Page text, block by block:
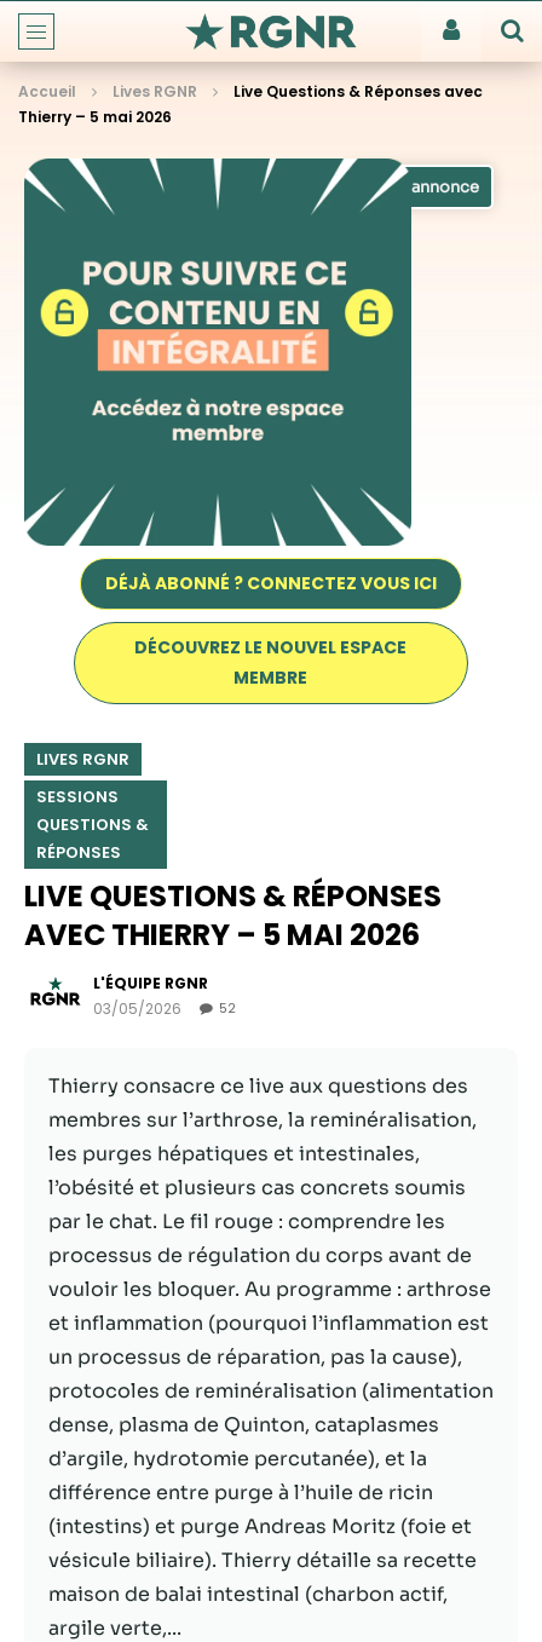
Accueil Lives RGNR
Live Questions & Réponses avec
Thierry – 5 mai 2026
DÉJÀ ABONNÉ ? CONNECTEZ VOUS ICI
DÉCOUVREZ LE NOUVEL ESPACE
MEMBRE
LIVES RGNR
SESSIONS
QUESTIONS &
RÉPONSES
LIVE QUESTIONS & RÉPONSES
AVEC THIERRY – 5 MAI 2026
L'ÉQUIPE RGNR
03/05/2026
52
Thierry consacre ce live aux questions des
membres sur l’arthrose, la reminéralisation,
les purges hépatiques et intestinales,
l’obésité et plusieurs cas concrets soumis
par le chat. Le fil rouge : comprendre les
processus de régulation du corps avant de
vouloir les bloquer. Au programme : arthrose
et inflammation (pourquoi l’inflammation est
un processus de réparation, pas la cause),
protocoles de reminéralisation (alimentation
dense, plasma de Quinton, cataplasmes
d’argile, hydrotomie percutanée), et la
différence entre purge à l’huile de ricin
(intestins) et purge Andreas Moritz (foie et
vésicule biliaire). Thierry détaille sa recette
maison de balai intestinal (charbon actif,
argile verte,...
Nécessaire
Ces cookies ne
sont pas
facultatifs. Ils
Afin que nous
puissions
améliorer la
fonctionnalité
et la structure
du site Web,
en fonction
dont le site
Web est
utilisé.
Experience
Afin que notre
site Web
aussi bien que